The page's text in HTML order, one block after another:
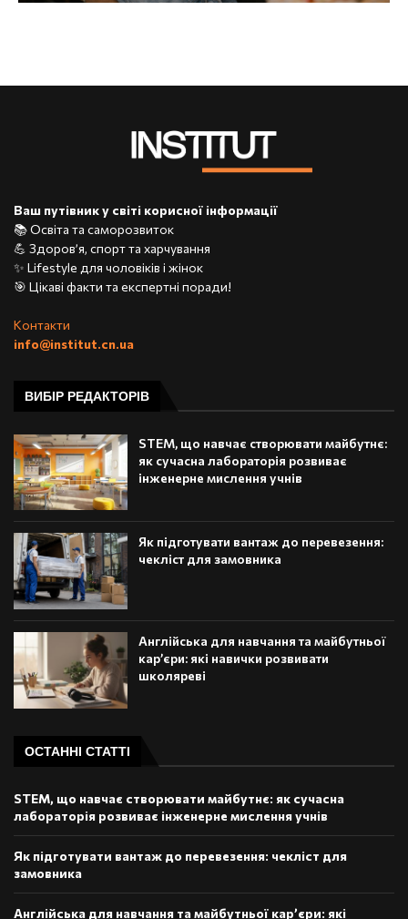
Ваш путівник у світі корисної інформації
📚 Освіта та саморозвиток
💪 Здоров’я, спорт та харчування
✨ Lifestyle для чоловіків і жінок
🎯 Цікаві факти та експертні поради!
Контакти
info@institut.cn.ua
ВИБІР РЕДАКТОРІВ
STEM, що навчає створювати майбутнє:
як сучасна лабораторія розвиває
інженерне мислення учнів
Як підготувати вантаж до перевезення:
чекліст для замовника
Англійська для навчання та майбутньої
кар’єри: які навички розвивати
школяреві
ОСТАННІ СТАТТІ
STEM, що навчає створювати майбутнє: як сучасна
лабораторія розвиває інженерне мислення учнів
Як підготувати вантаж до перевезення: чекліст для
замовника
Англійська для навчання та майбутньої кар’єри: які